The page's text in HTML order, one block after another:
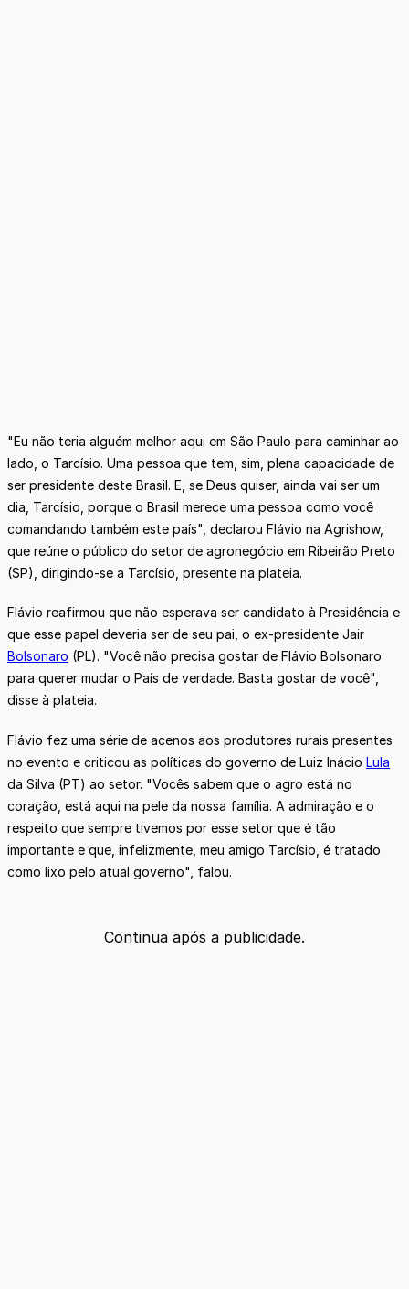
"Eu não teria alguém melhor aqui em São Paulo para caminhar ao
lado, o Tarcísio. Uma pessoa que tem, sim, plena capacidade de
ser presidente deste Brasil. E, se Deus quiser, ainda vai ser um
dia, Tarcísio, porque o Brasil merece uma pessoa como você
comandando também este país", declarou Flávio na Agrishow,
que reúne o público do setor de agronegócio em Ribeirão Preto
(SP), dirigindo-se a Tarcísio, presente na plateia.
Flávio reafirmou que não esperava ser candidato à Presidência e
que esse papel deveria ser de seu pai, o ex-presidente Jair
Bolsonaro (PL). "Você não precisa gostar de Flávio Bolsonaro
para querer mudar o País de verdade. Basta gostar de você",
disse à plateia.
Flávio fez uma série de acenos aos produtores rurais presentes
no evento e criticou as políticas do governo de Luiz Inácio Lula
da Silva (PT) ao setor. "Vocês sabem que o agro está no
coração, está aqui na pele da nossa família. A admiração e o
respeito que sempre tivemos por esse setor que é tão
importante e que, infelizmente, meu amigo Tarcísio, é tratado
como lixo pelo atual governo", falou.
Continua após a publicidade.